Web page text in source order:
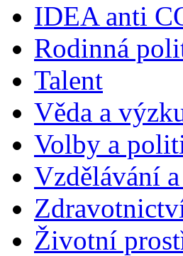
IDEA anti
Rodinná
Talent
Věda a
Volby a
Vzdělávání
Životní